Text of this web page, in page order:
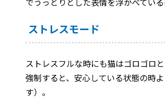
ストレスモード
ストレスフルな時にも猫はゴロゴロ
強制すると、安心している状態の時
す）。